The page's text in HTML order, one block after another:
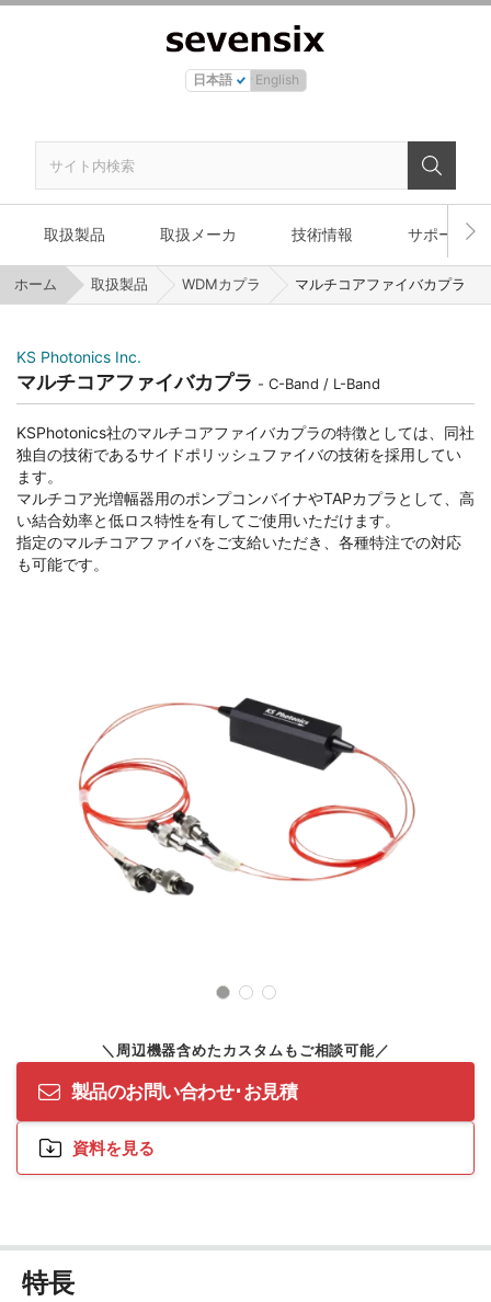
日本語 English
取扱製品 取扱メーカ 技術情報 サポート
ホーム 取扱製品 WDMカプラ マルチコアファイバカプラ
マルチコアファイバカプラ C-Band / L-Band
KS Photonics Inc.
KSPhotonics社のマルチコアファイバカプラの特徴としては、同社
独自の技術であるサイドポリッシュファイバの技術を採用してい
ます。
マルチコア光増幅器用のポンプコンバイナやTAPカプラとして、高
い結合効率と低ロス特性を有してご使用いただけます。
指定のマルチコアファイバをご支給いただき、各種特注での対応
も可能です。
製品のお問い合わせ･お見積
資料を見る
特長